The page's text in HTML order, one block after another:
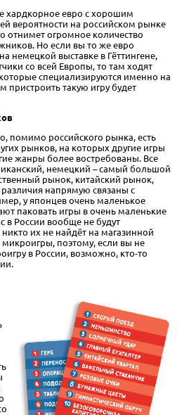
хардкорное евро с хорошим
вероятности на российском рынке
отнимет огромное количество
Но если вы то же евро
немецкой выставке в Гёттингене,
со всей Европы, то там ходят
специализируются именно на
пристроить такую игру будет
помимо российского рынка, есть
рынков, на которых другие игры
жанры более востребованы. Все
немецкий – самый большой
рынок, китайский рынок,
напрямую связаны с
у японцев очень маленькое
паковать игры в очень маленькие
в России вообще не будут
их не найдёт на магазинной
поэтому, если вы не
в России, возможно, кто-то